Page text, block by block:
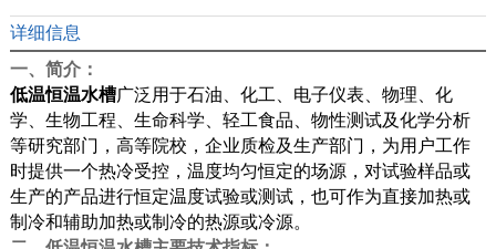
详细信息
一、简介：
低温恒温水槽广泛用于石油、化工、电子仪表、物理、化
学、生物工程、生命科学、轻工食品、物性测试及化学分析
等研究部门，高等院校，企业质检及生产部门，为用户工作
时提供一个热冷受控，温度均匀恒定的场源，对试验样品或
生产的产品进行恒定温度试验或测试，也可作为直接加热或
制冷和辅助加热或制冷的热源或冷源。